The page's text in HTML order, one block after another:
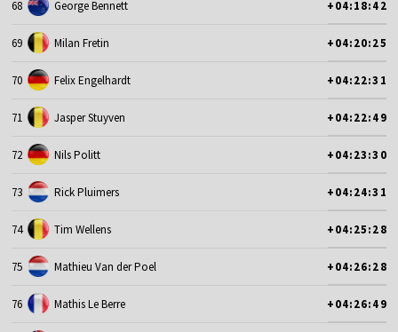
68 George Bennett +04:18:42
69 Milan Fretin +04:20:25
70 Felix Engelhardt +04:22:31
71 Jasper Stuyven +04:22:49
72 Nils Politt +04:23:30
73 Rick Pluimers +04:24:31
74 Tim Wellens +04:25:28
75 Mathieu Van der Poel +04:26:28
76 Mathis Le Berre +04:26:49